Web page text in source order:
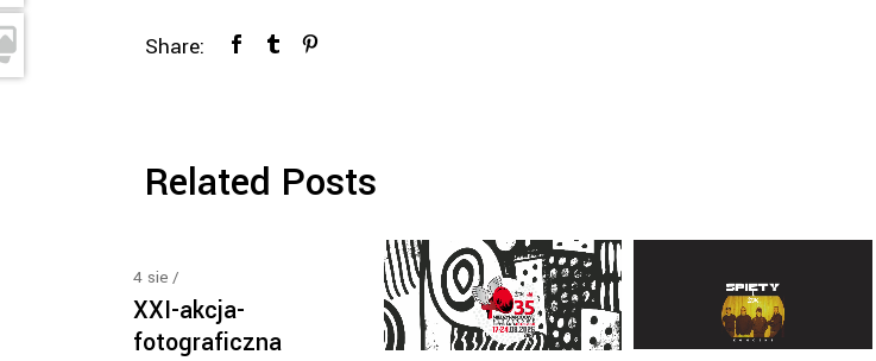
Share:
Related Posts
4 sie
XXI-akcja-
fotograficzna